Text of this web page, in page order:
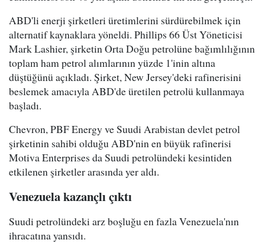
ABD'li enerji şirketleri üretimlerini sürdürebilmek için
alternatif kaynaklara yöneldi. Phillips 66 Üst Yöneticisi
Mark Lashier, şirketin Orta Doğu petrolüne bağımlılığının
toplam ham petrol alımlarının yüzde 1'inin altına
düştüğünü açıkladı. Şirket, New Jersey'deki rafinerisini
beslemek amacıyla ABD'de üretilen petrolü kullanmaya
başladı.
Chevron, PBF Energy ve Suudi Arabistan devlet petrol
şirketinin sahibi olduğu ABD'nin en büyük rafinerisi
Motiva Enterprises da Suudi petrolündeki kesintiden
etkilenen şirketler arasında yer aldı.
Venezuela kazançlı çıktı
Suudi petrolündeki arz boşluğu en fazla Venezuela'nın
ihracatına yansıdı.